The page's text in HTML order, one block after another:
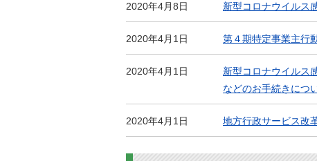
2020年4月8日 新型コロナウイルス
2020年4月1日 第４期特定事業主行
2020年4月1日
新型コロナウイルス
などのお手続きにつ
2020年4月1日 地方行政サービス改